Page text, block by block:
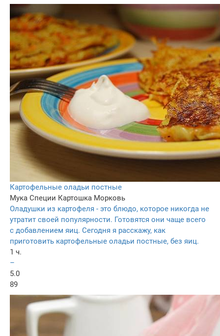
Картофельные оладьи постные
Мука Специи Картошка Морковь
Оладушки из картофеля - это блюдо, которое никогда не
утратит своей популярности. Готовятся они чаще всего
с добавлением яиц. Сегодня я расскажу, как
приготовить картофельные оладьи постные, без яиц.
1 ч.
–
5.0
89